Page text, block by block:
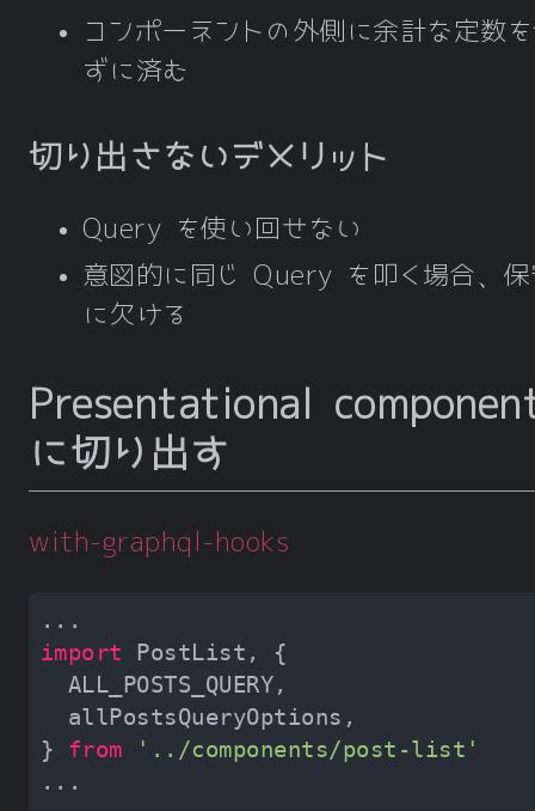
コンポーネントの外側に余計な定数
ずに済む
切り出さないデメリット
Query を使い回せない
意図的に同じ Query を叩く場合、保
に欠ける
Presentational
に切り出す
with-graphql-hooks
import
} from
'../components/post-list'